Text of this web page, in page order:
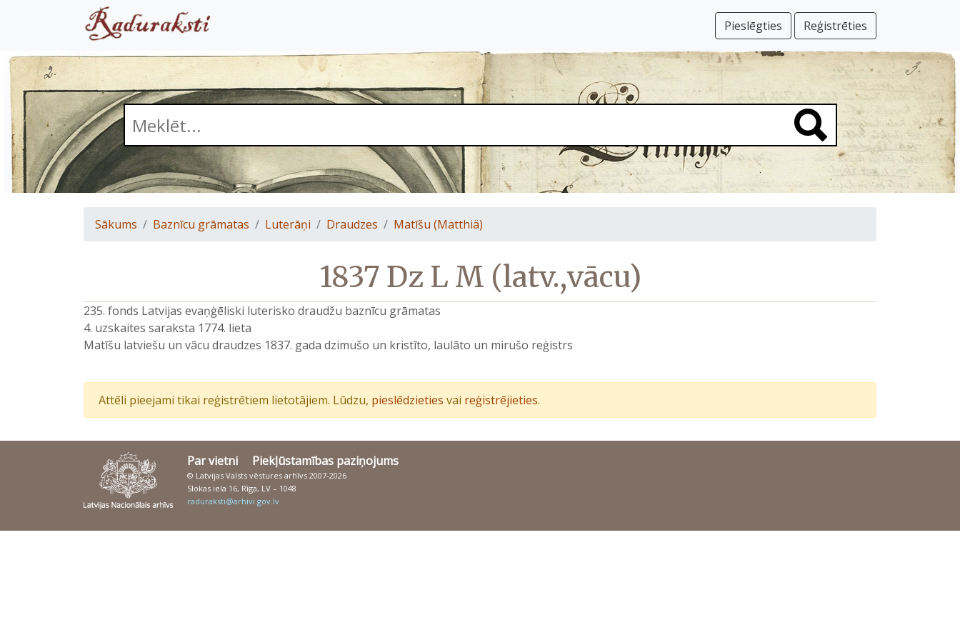
Pieslēgties Reģistrēties
Sākums Baznīcu grāmatas Luterāņi Draudzes Matīšu (Matthiä)
1837 Dz L M (latv.,vācu)
235. fonds Latvijas evaņģēliski luterisko draudžu baznīcu grāmatas
4. uzskaites saraksta 1774. lieta
Matīšu latviešu un vācu draudzes 1837. gada dzimušo un kristīto, laulāto un mirušo reģistrs
Attēli pieejami tikai reģistrētiem lietotājiem. Lūdzu, pieslēdzieties vai reģistrējieties.
Par vietni Piekļūstamības paziņojums
© Latvijas Valsts vēstures arhīvs 2007-2026
Slokas iela 16, Rīga, LV – 1048
raduraksti@arhivi.gov.lv